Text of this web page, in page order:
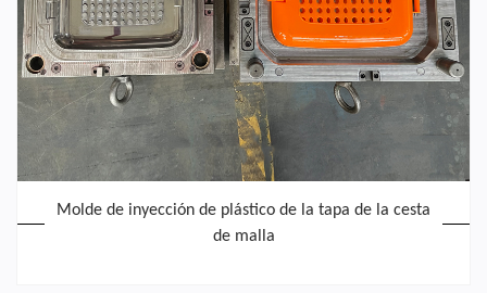
Molde de inyección de plástico de la tapa de la cesta
de malla